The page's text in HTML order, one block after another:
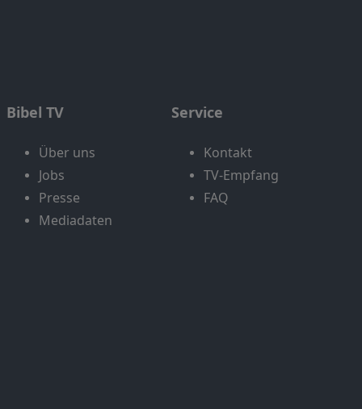
Bibel TV
Über uns
Jobs
Presse
Mediadaten
Service
Kontakt
TV-Empfang
FAQ